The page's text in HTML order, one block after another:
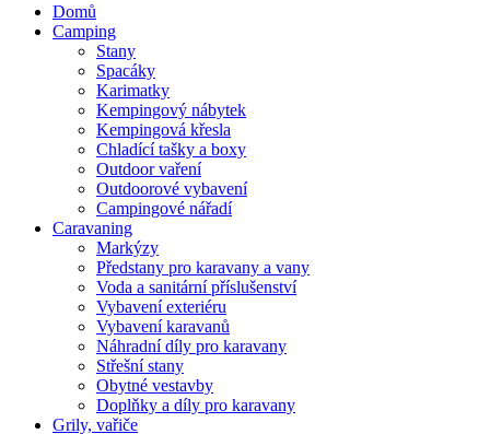
Domů
Camping
Stany
Spacáky
Karimatky
Kempingový nábytek
Kempingová křesla
Chladící tašky a boxy
Outdoor vaření
Outdoorové vybavení
Campingové nářadí
Caravaning
Markýzy
Předstany pro karavany a vany
Voda a sanitární příslušenství
Vybavení exteriéru
Vybavení karavanů
Náhradní díly pro karavany
Střešní stany
Obytné vestavby
Doplňky a díly pro karavany
Grily, vařiče